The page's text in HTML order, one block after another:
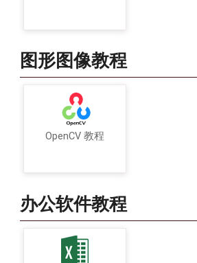
图形图像教程
OpenCV 教程
办公软件教程